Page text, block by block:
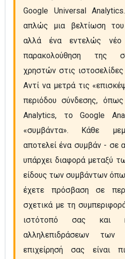
Google Universal
απλώς μια βελτίωση
αλλά ένα εντελώς νέο
παρακολούθηση της
χρηστών στις
Αντί να μετρά τις
περιόδου σύνδεσης,
Analytics, το Google
«συμβάντα». Κάθε
αποτελεί ένα συμβάν - σε
υπάρχει διαφορά μεταξύ
είδους των συμβάντων
έχετε πρόσβαση σε
σχετικά με τη
ιστότοπό σας και
αλληλεπιδράσεων
επιχείρησή σας είναι